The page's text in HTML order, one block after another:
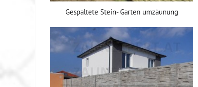
Gespaltete Stein- Garten umzäunung